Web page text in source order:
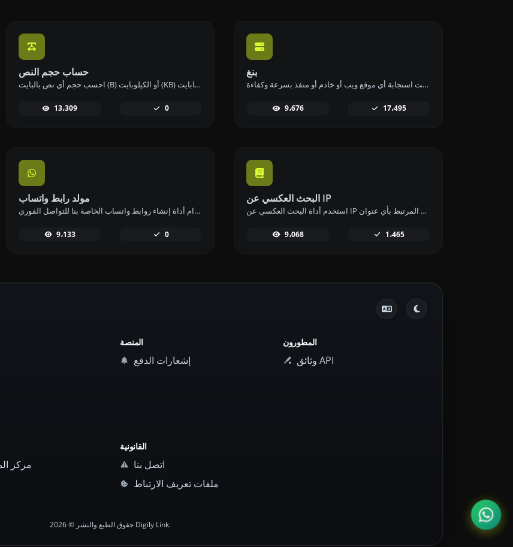
حساب حجم النص
احسب حجم أي نص بالبايت (B) أو الكيلوبايت (KB) أو الميجابايت (MB) باستخدام أداة حساب حجم النص لدينا.
13،309 0
بنغ
استخدم أداة البينج الخاصة بنا للتحقق من حالة ووقت استجابة أي موقع ويب أو خادم أو منفذ بسرعة وكفاءة.
9،676 17،495
مولد رابط واتساب
قم بإنشاء روابط واتساب بسهولة باستخدام أداة إنشاء روابط واتساب الخاصة بنا للتواصل الفوري.
9،133 0
البحث العكسي عن IP
استخدم أداة البحث العكسي عن IP للعثور على النطاق أو المضيف المرتبط بأي عنوان IP بسرعة وسهولة.
9،068 1،465
المنصة
إشعارات الدفع
المطورون
وثائق API
مركز
القانونية
اتصل بنا
ملفات تعريف الارتباط
حقوق الطبع والنشر © 2026 Digily Link.